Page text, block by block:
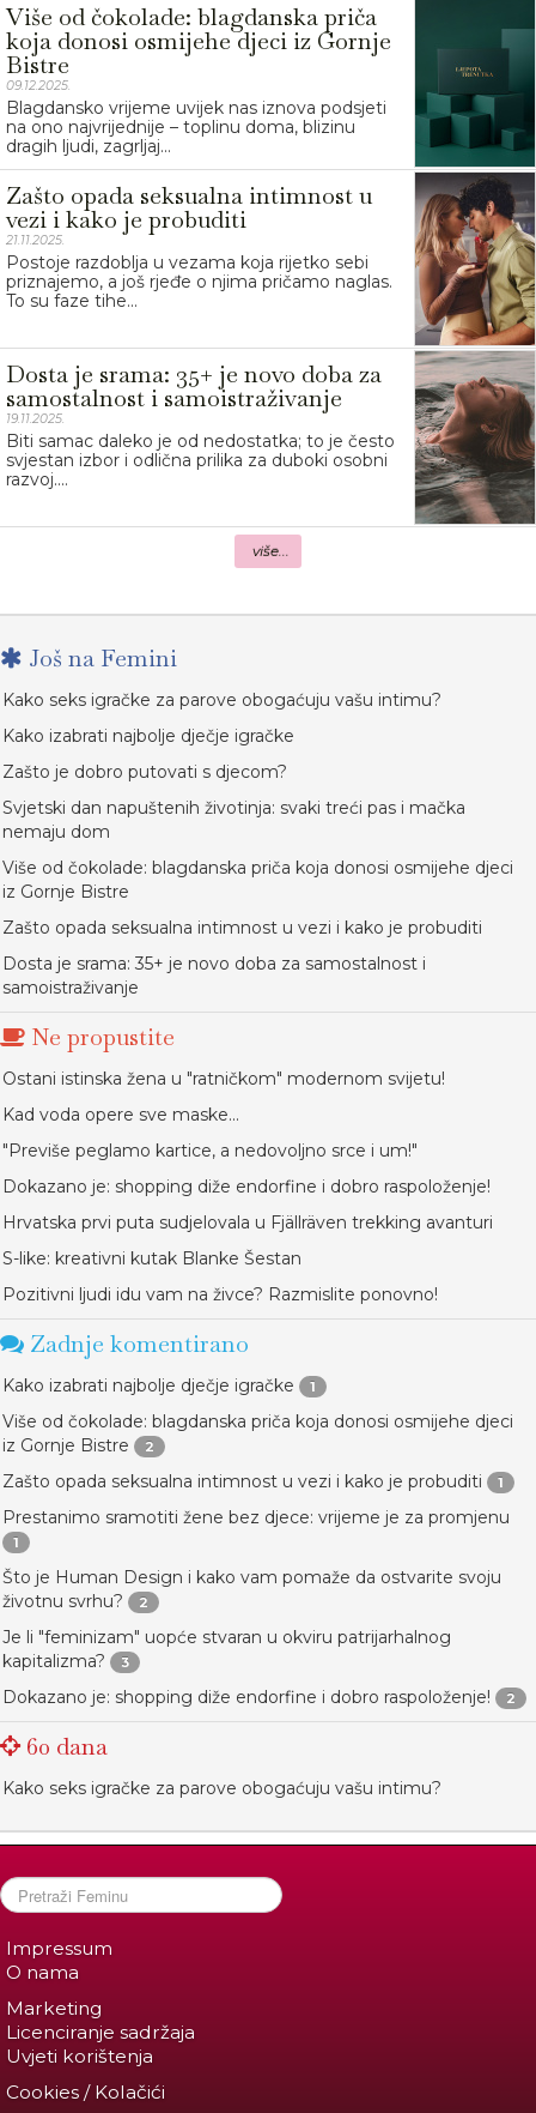
Više od čokolade: blagdanska priča
koja donosi osmijehe djeci iz Gornje
Bistre
09.12.2025.
Blagdansko vrijeme uvijek nas iznova podsjeti
na ono najvrijednije – toplinu doma, blizinu
dragih ljudi, zagrljaj...
Zašto opada seksualna intimnost u
vezi i kako je probuditi
21.11.2025.
Postoje razdoblja u vezama koja rijetko sebi
priznajemo, a još rjeđe o njima pričamo naglas.
To su faze tihe...
Dosta je srama: 35+ je novo doba za
samostalnost i samoistraživanje
19.11.2025.
Biti samac daleko je od nedostatka; to je često
svjestan izbor i odlična prilika za duboki osobni
razvoj....
više...
Još na Femini
Kako seks igračke za parove obogaćuju vašu intimu?
Kako izabrati najbolje dječje igračke
Zašto je dobro putovati s djecom?
Svjetski dan napuštenih životinja: svaki treći pas i mačka
nemaju dom
Više od čokolade: blagdanska priča koja donosi osmijehe djeci
iz Gornje Bistre
Zašto opada seksualna intimnost u vezi i kako je probuditi
Dosta je srama: 35+ je novo doba za samostalnost i
samoistraživanje
Ne propustite
Ostani istinska žena u "ratničkom" modernom svijetu!
Kad voda opere sve maske...
"Previše peglamo kartice, a nedovoljno srce i um!"
Dokazano je: shopping diže endorfine i dobro raspoloženje!
Hrvatska prvi puta sudjelovala u Fjällräven trekking avanturi
S-like: kreativni kutak Blanke Šestan
Pozitivni ljudi idu vam na živce? Razmislite ponovno!
Zadnje komentirano
Kako izabrati najbolje dječje igračke 1
Više od čokolade: blagdanska priča koja donosi osmijehe djeci
iz Gornje Bistre
2
Zašto opada seksualna intimnost u vezi i kako je probuditi 1
Prestanimo sramotiti žene bez djece: vrijeme je za promjenu
1
Što je Human Design i kako vam pomaže da ostvarite svoju
životnu svrhu?
2
Je li "feminizam" uopće stvaran u okviru patrijarhalnog
kapitalizma?
3
Dokazano je: shopping diže endorfine i dobro raspoloženje! 2
60 dana
Kako seks igračke za parove obogaćuju vašu intimu?
Impressum
O nama
Marketing
Licenciranje sadržaja
Uvjeti korištenja
Cookies / Kolačići